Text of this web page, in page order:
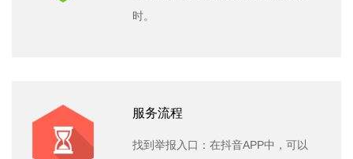
时。
服务流程
找到举报入口：在抖音APP中，可以